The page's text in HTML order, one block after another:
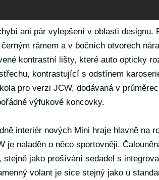
ani pár vylepšení v oblasti designu.
rámem a v bočních otvorech
kontrastní lišty, které auto opticky
kontrastující s odstínem
pro verzi JCW, dodávaná v
výfukové koncovky.
interiér nových Mini hraje hlavně na
je naladěn o něco sportovněji.
stejně jako prošívání sedadel s
volant je sice stejný jako u